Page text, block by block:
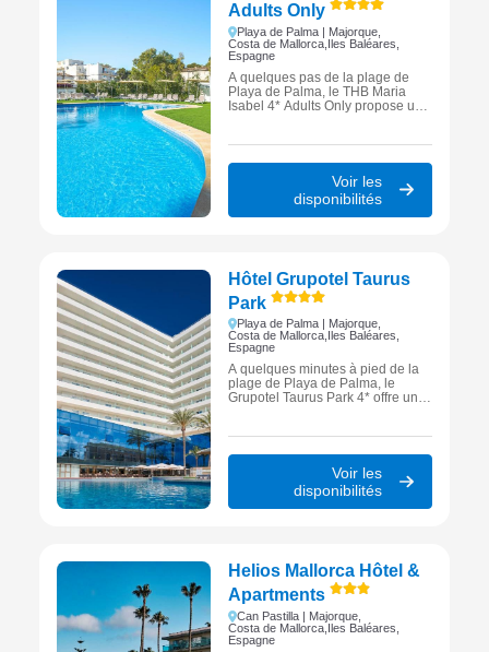
Adults Only
Playa de Palma | Majorque,
Costa de Mallorca, Iles Baléares,
Espagne
À quelques pas de la plage de
Playa de Palma, le THB Maria
Isabel 4* Adults Only propose un
ambiance réservée aux adultes, à
proximité immédiate de Palma.
Voir les
disponibilités
Hôtel Grupotel Taurus
Park
Playa de Palma | Majorque,
Costa de Mallorca,
Iles Baléares,
Espagne
À quelques minutes à pied de la
plage de Playa de Palma, le
Grupotel Taurus Park 4* offre un
et services complets, idéal pour
des vacances balnéaires
Voir les
disponibilités
Helios Mallorca Hôtel &
Apartments
Can Pastilla | Majorque,
Costa de Mallorca, Iles Baléares,
Espagne